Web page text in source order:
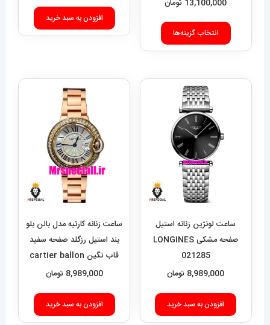
13,100,000 تومانمحدوده
6,589,000 تومان
تا
انتخاب گزینه‌ها
این
محصول
انواع
ممکن
است
در
صفحه
شوند
افزودن به سبد خرید
ساعت لونژین زنانه استیل
صفحه مشکی LONGINES
021285
8,989,000 تومان
افزودن به سبد خرید
ساعت زنانه کارتیه مدل بالن بلو
بند استیل رزگلد صفحه سفید
قاب نگین cartier ballon
bleu 020909
8,989,000 تومان
افزودن به سبد خرید